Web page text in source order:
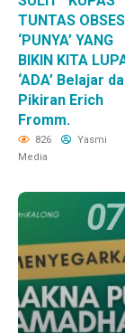
TUNTAS OBSESI
‘PUNYA’ YANG
BIKIN KITA
‘ADA’ Belajar
Pikiran Erich
Fromm.
826
Yasmi
Media